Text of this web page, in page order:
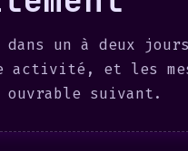
un à deux
activité, et les
suivant.